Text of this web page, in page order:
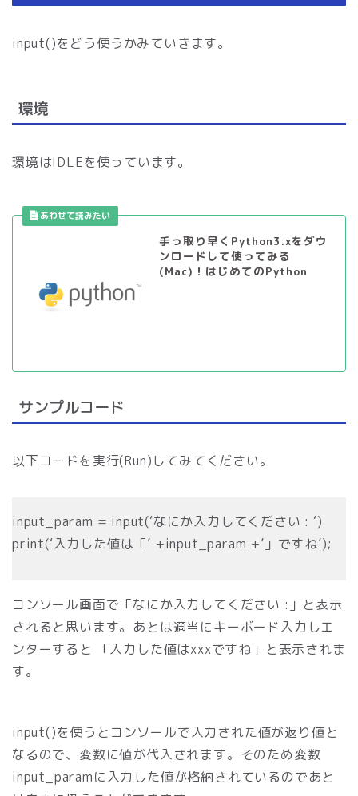
input()をどう使うかみていきます。
環境
環境はIDLEを使っています。
手っ取り早くPython3.xをダウ
ンロードして使ってみる
(Mac)！はじめてのPython
サンプルコード
以下コードを実行(Run)してみてください。
input_param = input(‘なにか入力してください : ‘)
print(‘入力した値は「’ +input_param +’」ですね’);
コンソール画面で「なにか入力してください :」と表示
されると思います。あとは適当にキーボード入力しエ
ンターすると 「入力した値はxxxですね」と表示されま
す。
input()を使うとコンソールで入力された値が返り値と
なるので、変数に値が代入されます。そのため変数
input_paramに入力した値が格納されているのであと